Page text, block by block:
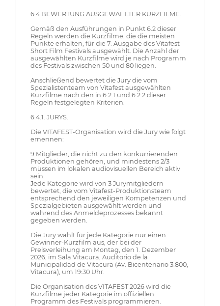
6.4 BEWERTUNG AUSGEWÄHLTER KURZFILME.
Gemäß den Ausführungen in Punkt 6.2 dieser
Regeln werden die Kurzfilme, die die meisten
Punkte erhalten, für die 7. Ausgabe des Vitafest
Short Film Festivals ausgewählt. Die Anzahl der
ausgewählten Kurzfilme wird je nach Programm
des Festivals zwischen 50 und 80 liegen.
Anschließend bewertet die Jury die vom
Spezialistenteam von Vitafest ausgewählten
Kurzfilme nach den in 6.2.1 und 6.2.2 dieser
Regeln festgelegten Kriterien.
6.4.1. JURYS.
Die VITAFEST-Organisation wird die Jury wie folgt
ernennen:
9 Mitglieder, die nicht zu den konkurrierenden
Produktionen gehören, und mindestens 2/3
müssen im lokalen audiovisuellen Bereich aktiv
sein.
Jede Kategorie wird von 3 Jurymitgliedern
bewertet, die vom Vitafest-Produktionsteam
entsprechend den jeweiligen Kompetenzen und
Spezialgebieten ausgewählt werden und
während des Anmeldeprozesses bekannt
gegeben werden.
Die Jury wählt für jede Kategorie nur einen
Gewinner-Kurzfilm aus, der bei der
Preisverleihung am Montag, den 1. Dezember
2026, im Sala Vitacura, Auditorio de la
Municipalidad de Vitacura (Av. Bicentenario 3.800,
Vitacura), um 19:30 Uhr.
Die Organisation des VITAFEST 2026 wird die
Kurzfilme jeder Kategorie im offiziellen
Programm des Festivals programmieren.